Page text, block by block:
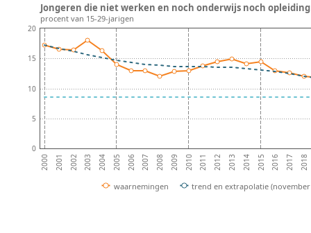
2000 2001 2002 2003 2004 2005 2006 2007 2008 2009 2010 2011 2012 2013 2014 2015 2016 2017 2018
0
5
10
15
20
waarnemingen trend en extrapolatie (november
Jongeren die niet werken en noch onderwijs noch
procent van 15-29-jarigen